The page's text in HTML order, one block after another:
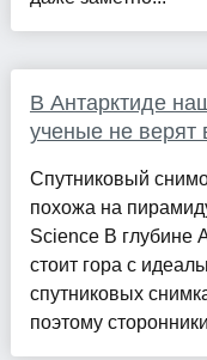
В Антарктиде
ученые не
Спутниковый
похожа на
Science В глубине
стоит гора с
спутниковых
поэтому